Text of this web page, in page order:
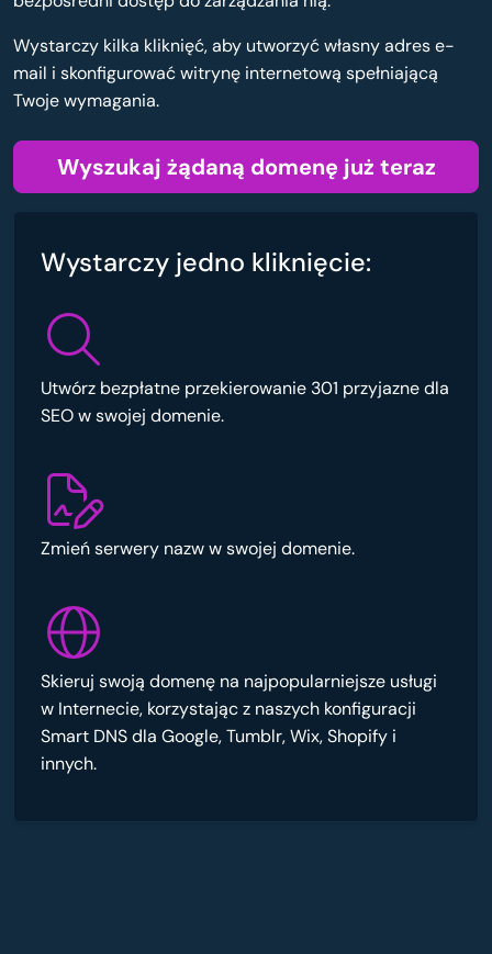
Wystarczy kilka kliknięć, aby utworzyć własny adres e-
mail i skonfigurować witrynę internetową spełniającą
Twoje wymagania.
Wyszukaj żądaną domenę już teraz
Wystarczy jedno kliknięcie:
Utwórz bezpłatne przekierowanie 301 przyjazne dla
SEO w swojej domenie.
Zmień serwery nazw w swojej domenie.
Skieruj swoją domenę na najpopularniejsze usługi
w Internecie, korzystając z naszych konfiguracji
Smart DNS dla Google, Tumblr, Wix, Shopify i
innych.